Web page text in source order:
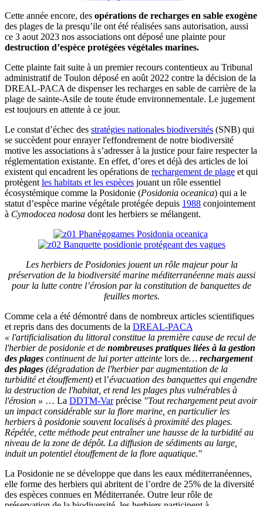
Cette année encore, des opérations de recharges en sable exogène
des plages de la presqu’ile ont été réalisées sans autorisation, aussi
ce 3 aout 2023 nos associations ont déposé une plainte pour
destruction d’espèce protégées végétales marines.
Cette plainte fait suite à un premier recours contentieux au Tribunal
administratif de Toulon déposé en août 2022 contre la décision de la
DREAL-PACA de dispenser les recharges en sable de carrière de la
plage de sainte-Asile de toute étude environnementale. Le jugement
est toujours en attente à ce jour.
Le constat d’échec des stratégies nationales biodiversités (SNB) qui
se succèdent pour enrayer l'effondrement de notre biodiversité
motive les associations à s’adresser à la justice pour faire respecter la
réglementation existante. En effet, d’ores et déjà des articles de loi
existent qui encadrent les opérations de rechargement de plage et qui
protègent les habitats et les espèces jouant un rôle essentiel
écosystémique comme la Posidonie (Posidonia oceanica) qui a le
statut d’espèce marine végétale protégée depuis 1988 conjointement
à Cymodocea nodosa dont les herbiers se mélangent.
Les herbiers de Posidonies jouent un rôle majeur pour la
préservation de la biodiversité marine méditerranéenne mais aussi
pour la lutte contre l’érosion par la constitution de banquettes de
feuilles mortes.
Comme cela a été démontré dans de nombreux articles scientifiques
et repris dans des documents de la DREAL-PACA
« l'artificialisation du littoral constitue la première cause de recul de
l'herbier de posidonie et de nombreuses pratiques liées à la gestion
des plages continuent de lui porter atteinte lors de… rechargement
des plages (dégradation de l'herbier par augmentation de la
turbidité et étouffement) et l’évacuation des banquettes qui engendre
la destruction de l'habitat, et rend les plages plus vulnérables à
l'érosion » … La DDTM-Varprécise "Tout rechargement peut avoir
un impact considérable sur la flore marine, en particulier les
herbiers à posidonie souvent localisés à proximité des plages.
Répétée, cette méthode peut entraîner une hausse de la turbidité au
niveau de la zone de dépôt. La diffusion de sédiments au large,
induit un potentiel étouffement de la flore aquatique."
La Posidonie ne se développe que dans les eaux méditerranéennes,
elle forme des herbiers qui abritent de l’ordre de 25% de la diversité
des espèces connues en Méditerranée. Outre leur rôle de